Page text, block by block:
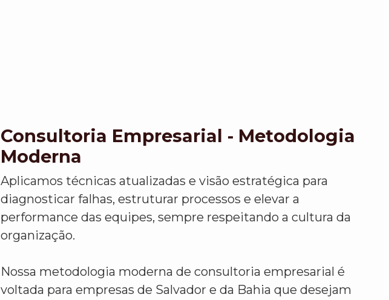
Consultoria Empresarial - Metodologia
Moderna
Aplicamos técnicas atualizadas e visão estratégica para
diagnosticar falhas, estruturar processos e elevar a
performance das equipes, sempre respeitando a cultura da
organização.
Nossa metodologia moderna de consultoria empresarial é
voltada para empresas de Salvador e da Bahia que desejam